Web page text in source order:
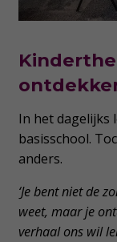
In het dagelijks
basisschool.
anders.
‘Je bent niet de
weet, maar je
verhaal ons wil